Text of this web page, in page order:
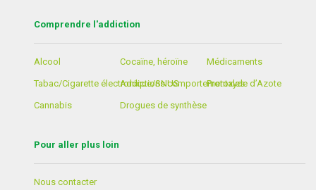
Comprendre l'addiction
Alcool
Tabac/Cigarette électronique/SNUS
Cannabis
Cocaïne, héroïne
Addictions comportementales
Drogues de synthèse
Médicaments
Protoxyde d’Azote
Pour aller plus loin
Nous contacter